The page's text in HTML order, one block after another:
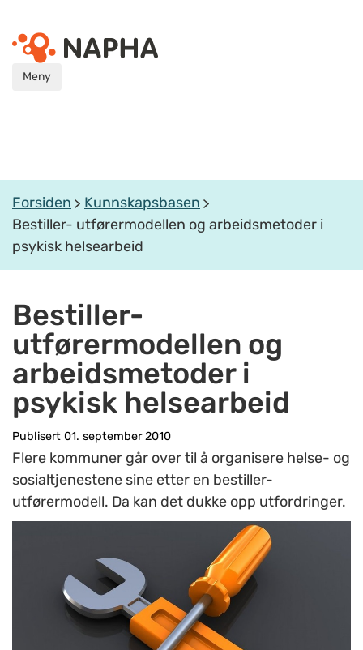
Meny
Forsiden
Kunnskapsbasen
Bestiller- utførermodellen og arbeidsmetoder i
psykisk helsearbeid
Bestiller-
utførermodellen og
arbeidsmetoder i
psykisk helsearbeid
Publisert 01. september 2010
Flere kommuner går over til å organisere helse- og
sosialtjenestene sine etter en bestiller-
utførermodell. Da kan det dukke opp utfordringer.